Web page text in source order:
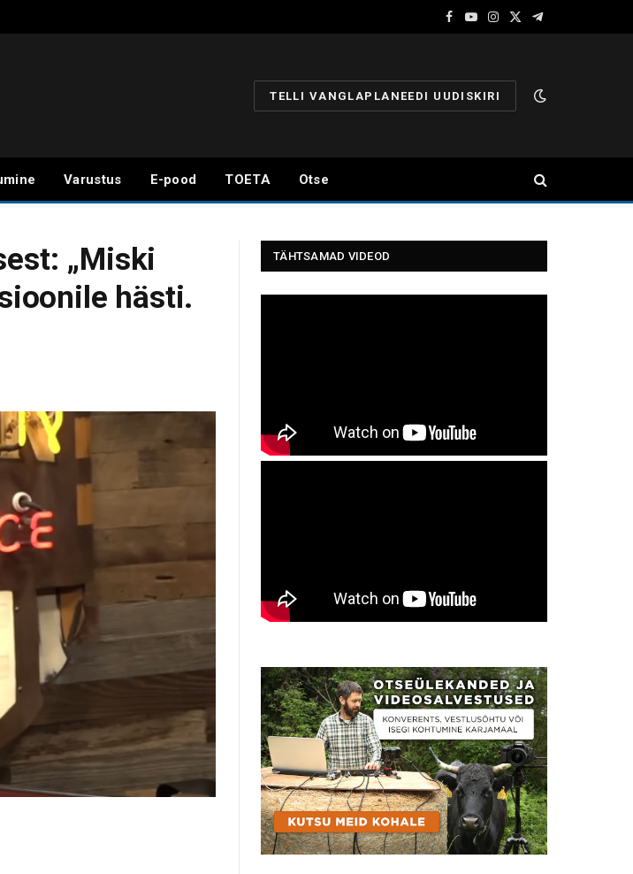
Facebook
YouTube
Instagram
X
Telegram
TELLI VANGLAPLANEEDI UUDISKIRI
Varustus E-pood TOETA Otse
„Miski
hästi.
TÄHTSAMAD VIDEOD